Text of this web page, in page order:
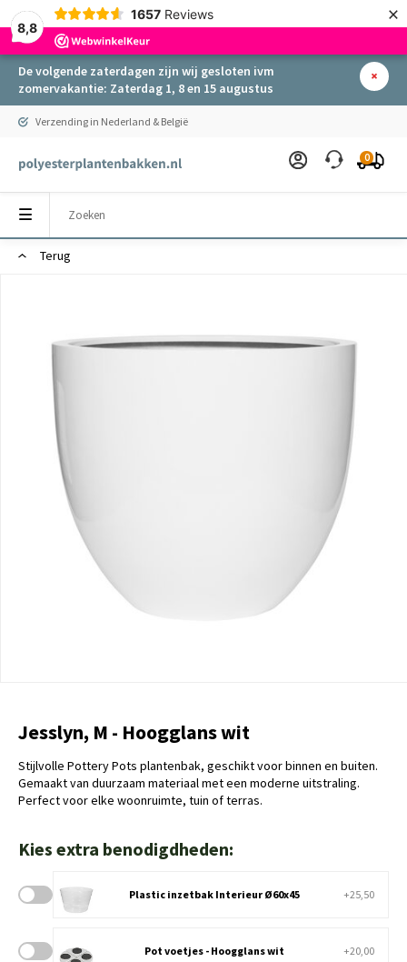
8,8
1657 Reviews ×
De volgende zaterdagen zijn wij gesloten ivm
zomervakantie: Zaterdag 1, 8 en 15 augustus
Verzending in Nederland & België
0
Terug
Jesslyn, M - Hoogglans wit
Stijlvolle Pottery Pots plantenbak, geschikt voor binnen en buiten.
Gemaakt van duurzaam materiaal met een moderne uitstraling.
Perfect voor elke woonruimte, tuin of terras.
Kies extra benodigdheden:
Plastic inzetbak Interieur Ø60x45 +25,50
Pot voetjes - Hoogglans wit +20,00